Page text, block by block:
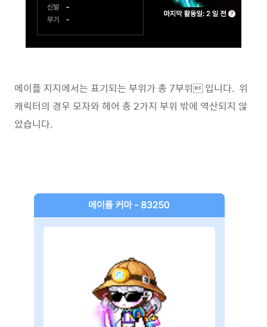
메이플 지지에서는 표기되는 부위가 총 7부위 입니다. 위
캐릭터의 경우 모자와 헤어 총 2가지 부위 밖에 역산되지 않
았습니다.